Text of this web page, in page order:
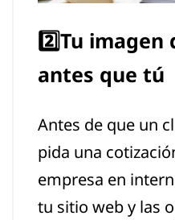
2️⃣Tu
antes que tú
Antes de que un
pida una
empresa en
tu sitio web y las